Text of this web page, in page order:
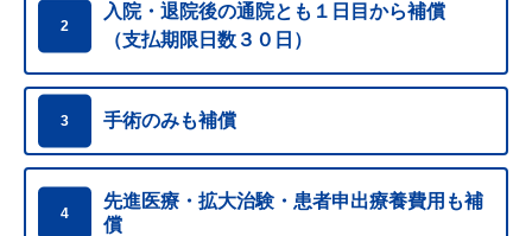
2
入院・退院後の通院とも１日目から補償
（支払期限日数３０日）
3 手術のみも補償
4
先進医療・拡大治験・患者申出療養費用も補
償